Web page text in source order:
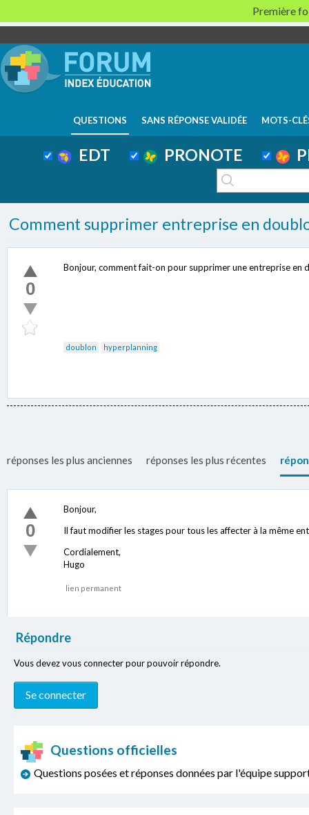
QUESTIONS SANS RÉPONSE VALIDÉE MOTS-
EDT PRONOTE
Comment supprimer entreprise en
0
Bonjour, comment fait-on pour supprimer une entreprise en
doublon hyperplanning
réponses les plus anciennes réponses les plus récentes
0
Bonjour,
Il faut modifier les stages pour tous les affecter à la même
Cordialement,
Hugo
lien permanent
Répondre
Vous devez vous connecter pour pouvoir répondre.
Questions officielles
Questions posées et réponses données par l'équipe
Première